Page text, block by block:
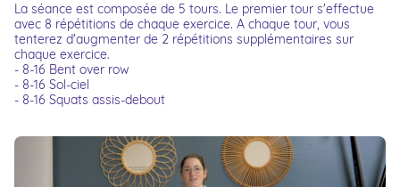
La séance est composée de 5 tours. Le premier tour s'effectue
avec 8 répétitions de chaque exercice. A chaque tour, vous
tenterez d'augmenter de 2 répétitions supplémentaires sur
chaque exercice.
- 8-16 Bent over row
- 8-16 Sol-ciel
- 8-16 Squats assis-debout